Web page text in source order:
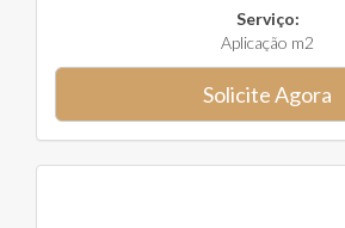
Serviço:
Aplicação m2
Solicite Agora